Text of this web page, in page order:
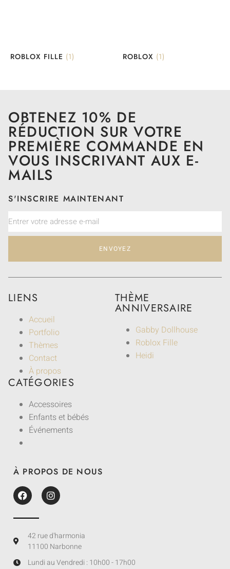
ROBLOX FILLE (1) ROBLOX (1)
OBTENEZ 10% DE
RÉDUCTION SUR VOTRE
PREMIÈRE COMMANDE EN
VOUS INSCRIVANT AUX E-
MAILS
S'INSCRIRE MAINTENANT
ENVOYEZ
LIENS
Accueil
Portfolio
Thèmes
Contact
À propos
THÈME
ANNIVERSAIRE
Gabby Dollhouse
Roblox Fille
Heidi
CATÉGORIES
Accessoires
Enfants et bébés
Événements
À PROPOS DE NOUS
42 rue d'harmonia
11100 Narbonne
Lundi au Vendredi : 10h00 - 17h00